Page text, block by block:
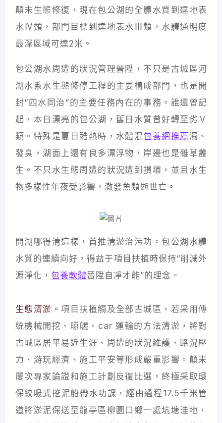
顛末生態修復，現在包公湖的全體水質到達地表
水Ⅳ類，部門目標到達地表水Ⅲ類，水體通明度
最深區域可達2米。
包公湖水周遭的狀況管理晉陞，不只是古城區河
湖水系水生態修停工程的主要構成部門，也是開
封“四水同治”的主要任務內在的事務。誰還曾記
起，本日漂亮的包公湖，舊日水質曾好轉至劣Ⅴ
類。特殊是夏日酷熱時，水體混包養網推薦 濁、
發臭，湖面上還有良多漂浮物，岸邊也是雜草叢
生。不只水生態周遭的狀況遭到損壞，並且水生
物多樣性年夜受影響，激發魚類逝世亡。
問湖哪得清這樣，首推清淤治污功。包公湖水體
水質的連續向好，得益于項目扶植時保持“削減外
源淨化， 包養軟體晉陞自凈才能”的理念。
生態清淤。項目扶植觸及全部古城區，若采用傳
統機械開挖、晾曬、car 運輸的方法清淤，將對
古城區居平易近生涯、周遭的狀況維護、路況壓
力、游玩經濟、施工平安等形成嚴重影響。顛末
屢次專家論證和施工計劃反復比選，終極采取環
保絞吸式挖泥船帶水功課，經由過程17.5千米管
道將淤泥保送至龍亭區柳園口鄉一處坑塘洼地，